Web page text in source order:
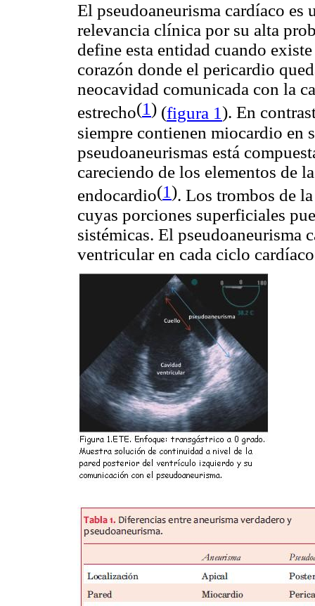
El pseudoaneurisma cardíaco es
relevancia clínica por su alta
define esta entidad cuando
corazón donde el pericardio
neocavidad comunicada con la
estrecho(1) (figura 1). En
siempre contienen miocardio en
pseudoaneurismas está
careciendo de los elementos de
endocardio(1). Los trombos de
cuyas porciones superficiales
sistémicas. El pseudoaneurisma
ventricular en cada ciclo